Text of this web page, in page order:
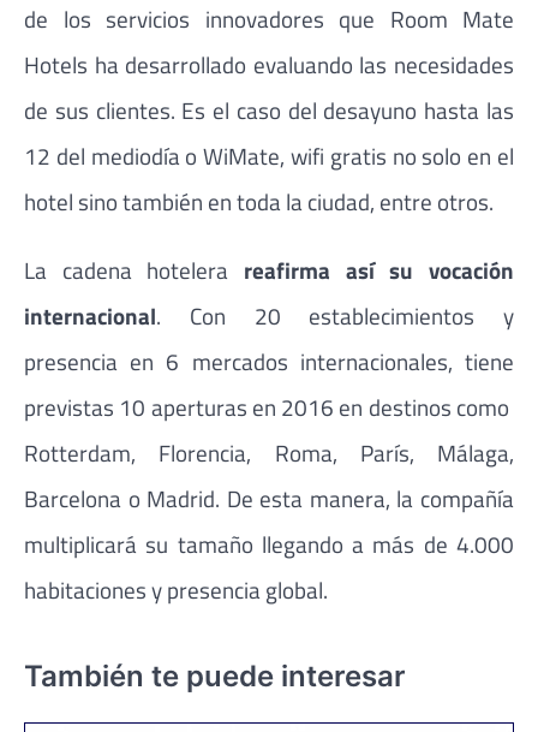
de los servicios innovadores que Room Mate
Hotels ha desarrollado evaluando las necesidades
de sus clientes. Es el caso del desayuno hasta las
12 del mediodía o WiMate, wifi gratis no solo en el
hotel sino también en toda la ciudad, entre otros.
La cadena hotelera reafirma así su vocación
internacional. Con 20 establecimientos y
presencia en 6 mercados internacionales, tiene
previstas 10 aperturas en 2016 en destinos como
Rotterdam, Florencia, Roma, París, Málaga,
Barcelona o Madrid. De esta manera, la compañía
multiplicará su tamaño llegando a más de 4.000
habitaciones y presencia global.
También te puede interesar